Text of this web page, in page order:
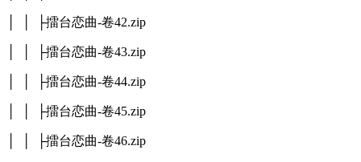
│ │ ├擂台恋曲-卷42.zip
│ │ ├擂台恋曲-卷43.zip
│ │ ├擂台恋曲-卷44.zip
│ │ ├擂台恋曲-卷45.zip
│ │ ├擂台恋曲-卷46.zip